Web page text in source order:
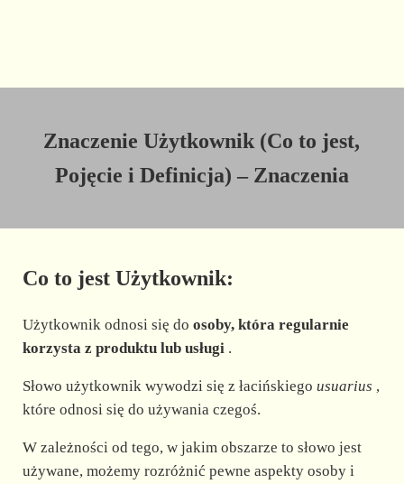
Znaczenie Użytkownik (Co to jest,
Pojęcie i Definicja) – Znaczenia
Co to jest Użytkownik:
Użytkownik odnosi się do osoby, która regularnie
korzysta z produktu lub usługi.
Słowo użytkownik wywodzi się z łacińskiego usuarius ,
które odnosi się do używania czegoś.
W zależności od tego, w jakim obszarze to słowo jest
używane, możemy rozróżnić pewne aspekty osoby i